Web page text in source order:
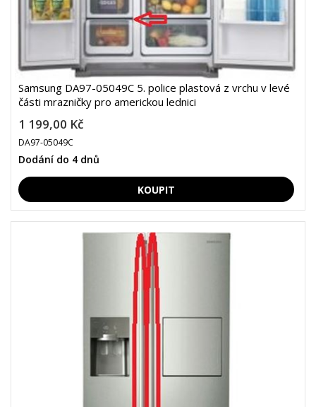
Samsung DA97-05049C 5. police plastová z vrchu v levé
části mrazničky pro americkou lednici
1 199,00 Kč
DA97-05049C
Dodání do 4 dnů